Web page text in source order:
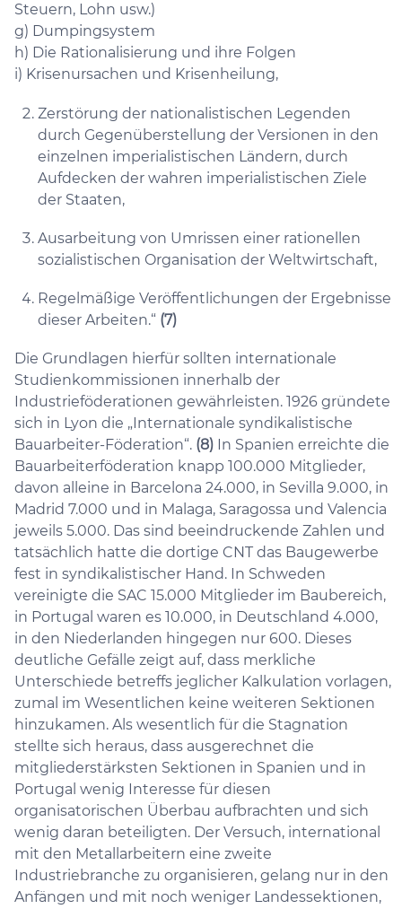
Steuern, Lohn usw.)
g) Dumpingsystem
h) Die Rationalisierung und ihre Folgen
i) Krisenursachen und Krisenheilung,
Zerstörung der nationalistischen Legenden
durch Gegenüberstellung der Versionen in den
einzelnen imperialistischen Ländern, durch
Aufdecken der wahren imperialistischen Ziele
der Staaten,
Ausarbeitung von Umrissen einer rationellen
sozialistischen Organisation der Weltwirtschaft,
Regelmäßige Veröffentlichungen der Ergebnisse
dieser Arbeiten.“ (7)
Die Grundlagen hierfür sollten internationale
Studienkommissionen innerhalb der
Industrieföderationen gewährleisten. 1926 gründete
sich in Lyon die „Internationale syndikalistische
Bauarbeiter-Föderation“. (8) In Spanien erreichte die
Bauarbeiterföderation knapp 100.000 Mitglieder,
davon alleine in Barcelona 24.000, in Sevilla 9.000, in
Madrid 7.000 und in Malaga, Saragossa und Valencia
jeweils 5.000. Das sind beeindruckende Zahlen und
tatsächlich hatte die dortige CNT das Baugewerbe
fest in syndikalistischer Hand. In Schweden
vereinigte die SAC 15.000 Mitglieder im Baubereich,
in Portugal waren es 10.000, in Deutschland 4.000,
in den Niederlanden hingegen nur 600. Dieses
deutliche Gefälle zeigt auf, dass merkliche
Unterschiede betreffs jeglicher Kalkulation vorlagen,
zumal im Wesentlichen keine weiteren Sektionen
hinzukamen. Als wesentlich für die Stagnation
stellte sich heraus, dass ausgerechnet die
mitgliederstärksten Sektionen in Spanien und in
Portugal wenig Interesse für diesen
organisatorischen Überbau aufbrachten und sich
wenig daran beteiligten. Der Versuch, international
mit den Metallarbeitern eine zweite
Industriebranche zu organisieren, gelang nur in den
Anfängen und mit noch weniger Landessektionen,